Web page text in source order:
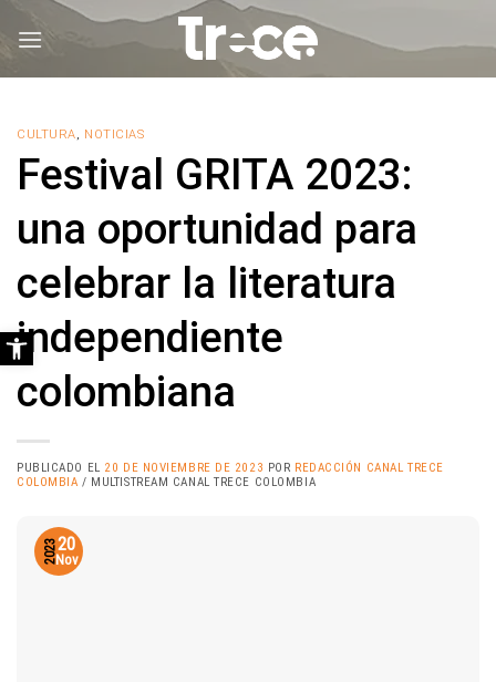
CULTURA, NOTICIAS
Festival GRITA 2023:
una oportunidad para
celebrar la literatura
independiente
colombiana
PUBLICADO EL 20 DE NOVIEMBRE DE 2023 POR REDACCIÓN CANAL TRECE
COLOMBIA / MULTISTREAM CANAL TRECE COLOMBIA
20
Nov
2023
Abrir barra de herramientas